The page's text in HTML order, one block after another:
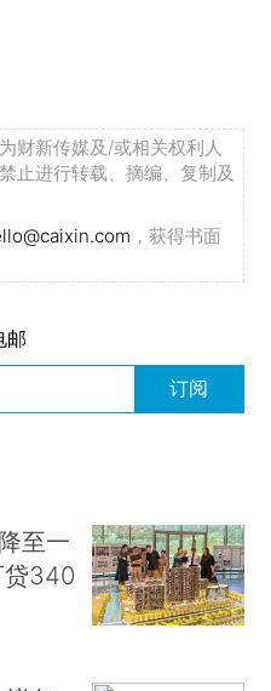
财新传媒及/或相关权利人
止进行转载、摘编、复制及
，获得书面
邮
订阅
至一
贷340